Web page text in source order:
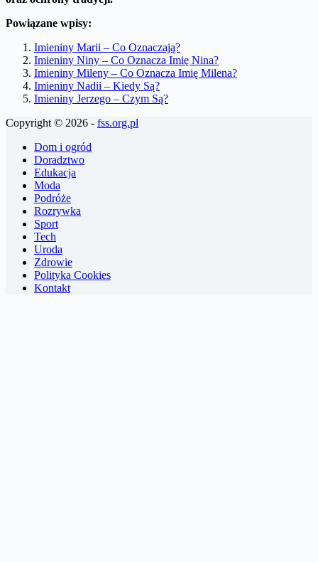
Powiązane wpisy:
Imieniny Marii – Co Oznaczają?
Imieniny Niny – Co Oznacza Imię Nina?
Imieniny Mileny – Co Oznacza Imię Milena?
Imieniny Nadii – Kiedy Są?
Imieniny Jerzego – Czym Są?
Copyright © 2026 - fss.org.pl
Dom i ogród
Doradztwo
Edukacja
Moda
Podróże
Rozrywka
Sport
Tech
Uroda
Zdrowie
Polityka Cookies
Kontakt